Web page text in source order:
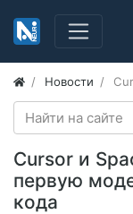
Новости
Cursor и
первую
кода